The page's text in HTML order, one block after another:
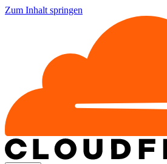
Zum Inhalt springen